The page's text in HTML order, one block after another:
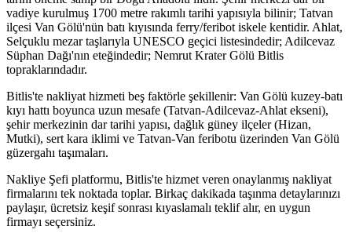
vadiye kurulmuş 1700 metre rakımlı tarihi yapısıyla bilinir; Tatvan
ilçesi Van Gölü'nün batı kıyısında ferry/feribot iskele kentidir. Ahlat,
Selçuklu mezar taşlarıyla UNESCO geçici listesindedir; Adilcevaz
Süphan Dağı'nın eteğindedir; Nemrut Krater Gölü Bitlis
topraklarındadır.
Bitlis'te nakliyat hizmeti beş faktörle şekillenir: Van Gölü kuzey-batı
kıyı hattı boyunca uzun mesafe (Tatvan-Adilcevaz-Ahlat ekseni),
şehir merkezinin dar tarihi yapısı, dağlık güney ilçeler (Hizan,
Mutki), sert kara iklimi ve Tatvan-Van feribotu üzerinden Van Gölü
güzergahı taşımaları.
Nakliye Şefi platformu, Bitlis'te hizmet veren onaylanmış nakliyat
firmalarını tek noktada toplar. Birkaç dakikada taşınma detaylarınızı
paylaşır, ücretsiz keşif sonrası kıyaslamalı teklif alır, en uygun
firmayı seçersiniz.